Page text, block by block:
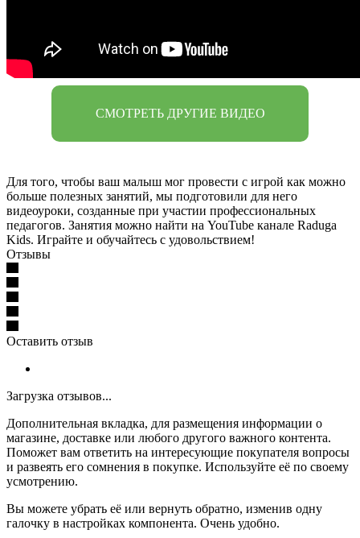
СМОТРЕТЬ ДРУГИЕ ВИДЕО
Для того, чтобы ваш малыш мог провести с игрой как можно
больше полезных занятий, мы подготовили для него
видеоуроки, созданные при участии профессиональных
педагогов. Занятия можно найти на YouTube канале Raduga
Kids. Играйте и обучайтесь с удовольствием!
Отзывы
Оставить отзыв
Загрузка отзывов...
Дополнительная вкладка, для размещения информации о
магазине, доставке или любого другого важного контента.
Поможет вам ответить на интересующие покупателя вопросы
и развеять его сомнения в покупке. Используйте её по своему
усмотрению.
Вы можете убрать её или вернуть обратно, изменив одну
галочку в настройках компонента. Очень удобно.